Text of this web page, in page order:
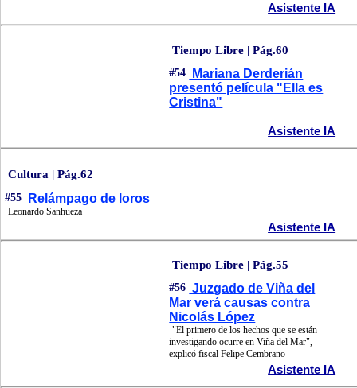
Asistente IA
Tiempo Libre | Pág.60
#54
Mariana Derderián
presentó película "Ella es
Cristina"
Asistente IA
Cultura | Pág.62
#55 Relámpago de loros
Leonardo Sanhueza
Asistente IA
Tiempo Libre | Pág.55
#56 Juzgado de Viña del
Mar verá causas contra
Nicolás López
"El primero de los hechos que se están
investigando ocurre en Viña del Mar",
explicó fiscal Felipe Cembrano
Asistente IA